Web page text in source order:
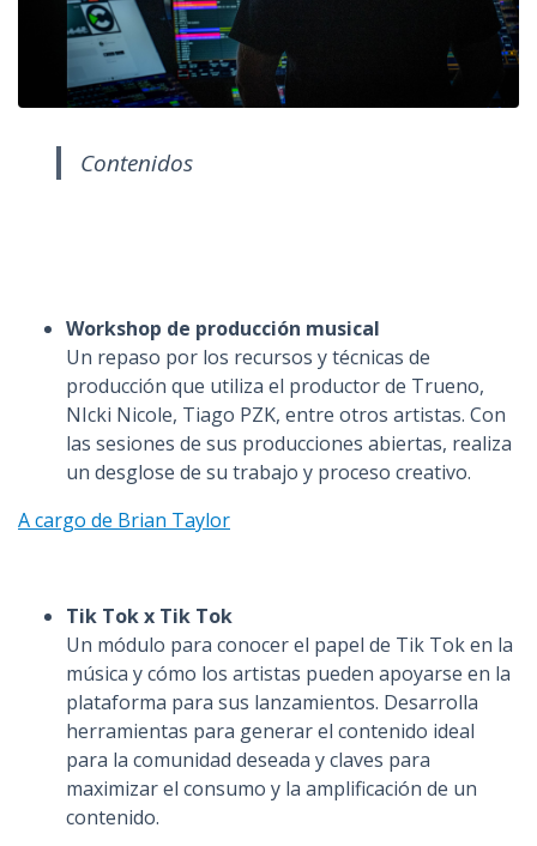
Contenidos
Workshop de producción musical
Un repaso por los recursos y técnicas de
producción que utiliza el productor de Trueno,
NIcki Nicole, Tiago PZK, entre otros artistas. Con
las sesiones de sus producciones abiertas, realiza
un desglose de su trabajo y proceso creativo.
A cargo de Brian Taylor
Tik Tok x Tik Tok
Un módulo para conocer el papel de Tik Tok en la
música y cómo los artistas pueden apoyarse en la
plataforma para sus lanzamientos. Desarrolla
herramientas para generar el contenido ideal
para la comunidad deseada y claves para
maximizar el consumo y la amplificación de un
contenido.